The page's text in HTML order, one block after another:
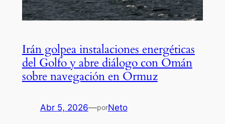
Irán golpea instalaciones energéticas
del Golfo y abre diálogo con Omán
sobre navegación en Ormuz
Abr 5, 2026—porNeto